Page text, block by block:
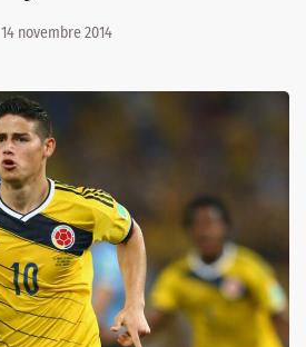
14 novembre 2014